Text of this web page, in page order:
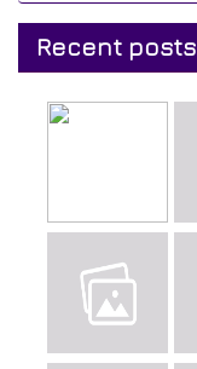
Recent posts